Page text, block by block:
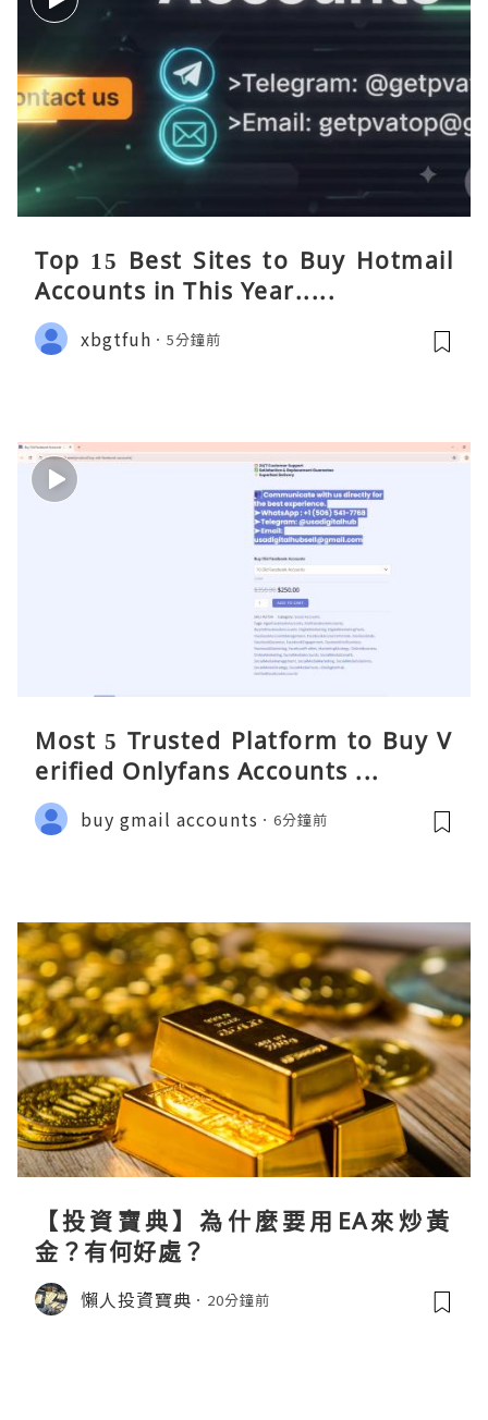
Top 15 Best Sites to Buy Hotmail
Accounts in This Year.....
xbgtfuh 5分鐘前
Most 5 Trusted Platform to Buy V
erified Onlyfans Accounts ...
buy gmail accounts 6分鐘前
【投資寶典】為什麼要用EA來炒黃
金？有何好處？
懶人投資寶典 20分鐘前